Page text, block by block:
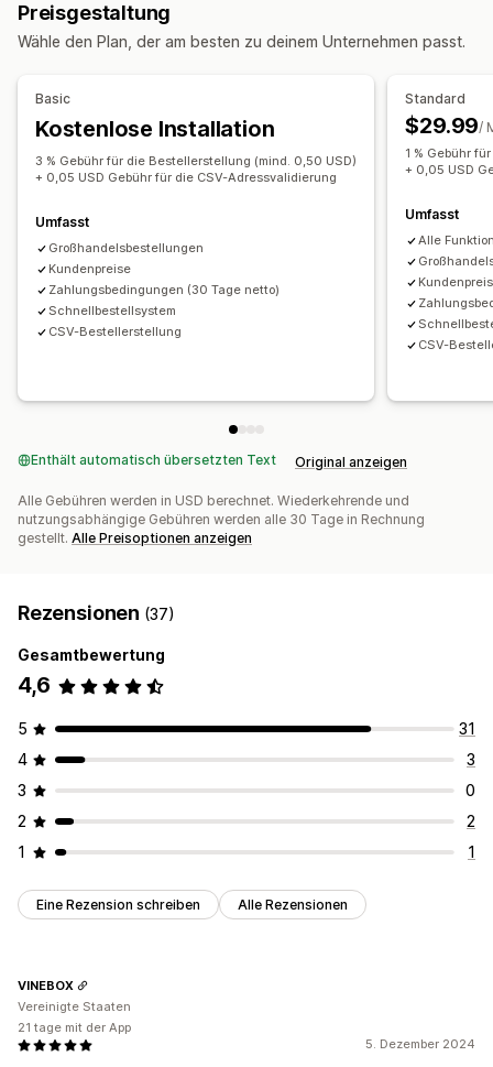
Mengenrabatte
Preisimport
Vorbestellungen Nettobedingungen Zahlungsmethoden
Login für Großhandel
Massenverarbeitung
Bestellformular
Mindestbestellmengen
Produktsichtbarkeit
Versandoptionen
Bestellstatus
Mehrere Währungen API-Zugriff Inventarsynchronisierung
Inventarstatus Import und Export
Preisgestaltung
Wähle den Plan, der am besten zu deinem Unternehmen passt.
Basic
Kostenlose Installation
3 % Gebühr für die Bestellerstellung (mind. 0,50 USD)
+ 0,05 USD Gebühr für die CSV-Adressvalidierung
Umfasst
Großhandelsbestellungen
Kundenpreise
Zahlungsbedingungen (30 Tage netto)
Schnellbestellsystem
CSV-Bestellerstellung
Standard
$29.99/
1 % Gebühr
+ 0,05 USD
Umfasst
Alle
CSV-
Enthält automatisch übersetzten Text Original anzeigen
Alle Gebühren werden in USD berechnet. Wiederkehrende und
nutzungsabhängige Gebühren werden alle 30 Tage in Rechnung
gestellt. Alle Preisoptionen anzeigen
Rezensionen (37)
Gesamtbewertung
4,6
5
31
4
3
3
0
2
2
1
1
Eine Rezension schreiben Alle Rezensionen
5. Dezember 2024
VINEBOX
Vereinigte Staaten
21 tage mit der App